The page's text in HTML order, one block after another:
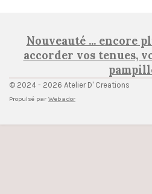
Nouveauté ... encore
accorder vos tenues,
© 2024 - 2026 Atelier D' Creations
Propulsé par Webador